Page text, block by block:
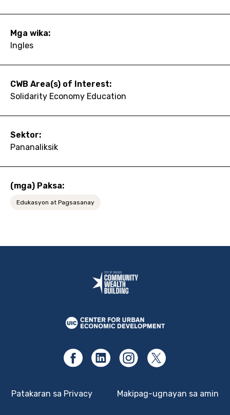
Mga wika:
Ingles
CWB Area(s) of Interest:
Solidarity Economy Education
Sektor:
Pananaliksik
(mga) Paksa:
Edukasyon at Pagsasanay
Patakaran sa Privacy Makipag-ugnayan sa amin